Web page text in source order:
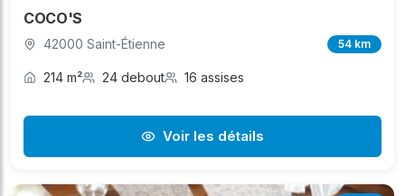
COCO'S
42000 Saint-Étienne 54 km
214 m² 24 debout 16 assises
Voir les détails